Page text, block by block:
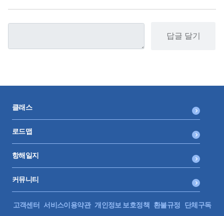
답글 달기
클래스
로드맵
항해일지
커뮤니티
고객센터 서비스이용약관 개인정보 보호정책 환불규정
단체구독